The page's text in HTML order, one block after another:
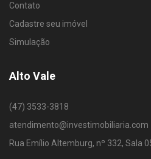
Contato
Cadastre seu imóvel
Simulação
Alto Vale
(47) 3533-3818
atendimento@investimobiliaria.com
Rua Emílio Altemburg, nº 332, Sala